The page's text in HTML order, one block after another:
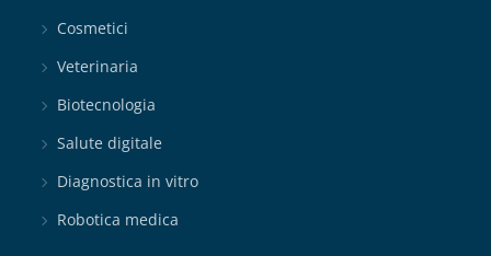
Cosmetici
Veterinaria
Biotecnologia
Salute digitale
Diagnostica in vitro
Robotica medica